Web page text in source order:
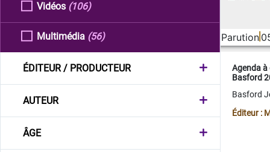
Vidéos (106)
Multimédia (56)
ÉDITEUR / PRODUCTEUR
AUTEUR
ÂGE
Parution
Agenda
Basford
Basford
Éditeur :